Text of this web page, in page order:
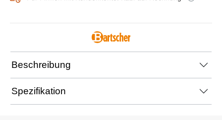
Beschreibung
Spezifikation